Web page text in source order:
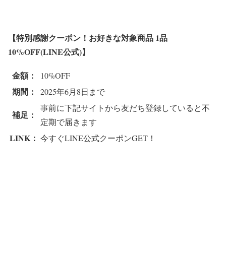
【特別感謝クーポン！お好きな対象商品 1品
10%OFF(LINE公式)】
金額： 10%OFF
期間： 2025年6月8日まで
補足：
事前に下記サイトから友だち登録していると不
定期で届きます
LINK： 今すぐLINE公式クーポンGET！